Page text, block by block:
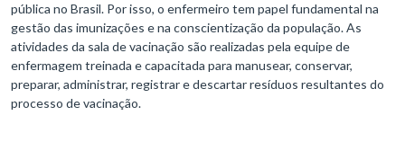
pública no Brasil. Por isso, o enfermeiro tem papel fundamental na
gestão das imunizações e na conscientização da população. As
atividades da sala de vacinação são realizadas pela equipe de
enfermagem treinada e capacitada para manusear, conservar,
preparar, administrar, registrar e descartar resíduos resultantes do
processo de vacinação.